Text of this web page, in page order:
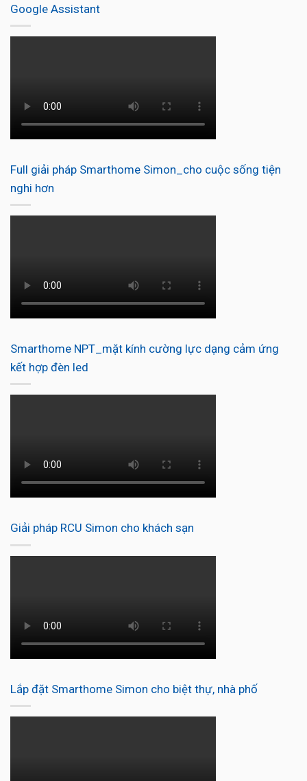
Google Assistant
Full giải pháp Smarthome Simon_cho cuộc sống tiện
nghi hơn
Smarthome NPT_mặt kính cường lực dạng cảm ứng
kết hợp đèn led
Giải pháp RCU Simon cho khách sạn
Lắp đặt Smarthome Simon cho biệt thự, nhà phố